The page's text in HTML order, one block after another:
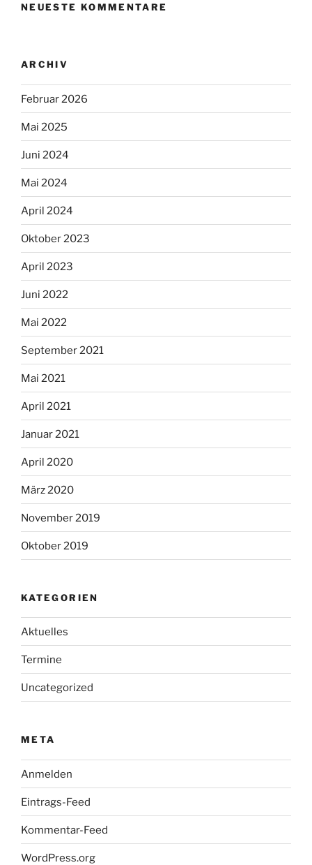
NEUESTE KOMMENTARE
ARCHIV
Februar 2026
Mai 2025
Juni 2024
Mai 2024
April 2024
Oktober 2023
April 2023
Juni 2022
Mai 2022
September 2021
Mai 2021
April 2021
Januar 2021
April 2020
März 2020
November 2019
Oktober 2019
KATEGORIEN
Aktuelles
Termine
Uncategorized
META
Anmelden
Eintrags-Feed
Kommentar-Feed
WordPress.org